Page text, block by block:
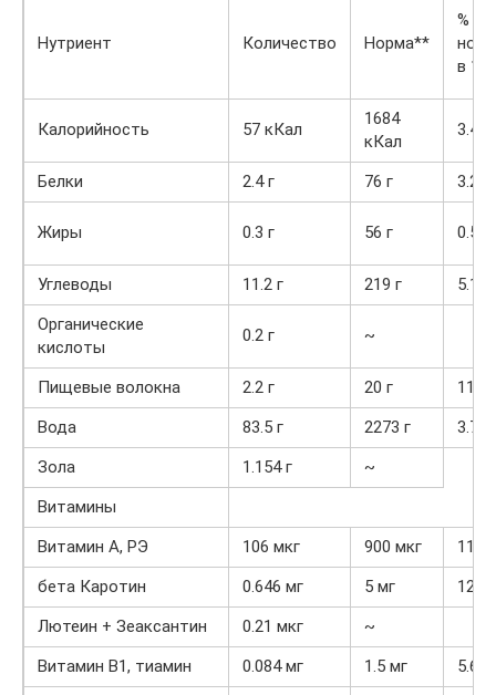
Нутриент Количество Норма**
% от
в
Калорийность 57 кКал
1684
кКал
3.4%
Белки 2.4 г 76 г 3.2%
Жиры 0.3 г 56 г 0.5%
Углеводы 11.2 г 219 г
5.1%
Органические
кислоты
0.2 г ~
Пищевые волокна 2.2 г 20 г
11%
Вода
83.5 г 2273 г
3.7%
Зола
1.154 г
~
Витамины
Витамин А, РЭ
106 мкг 900 мкг
бета Каротин
0.646 мг 5 мг
Лютеин + Зеаксантин
0.21 мкг
~
Витамин В1, тиамин
0.084 мг 1.5 мг
5.6%